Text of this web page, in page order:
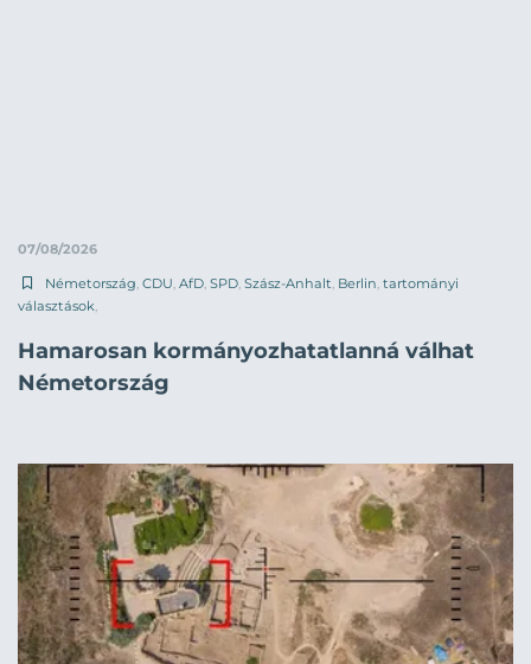
07/08/2026
Németország CDU AfD SPD Szász-Anhalt Berlin tartományi
választások
Hamarosan kormányozhatatlanná válhat
Németország